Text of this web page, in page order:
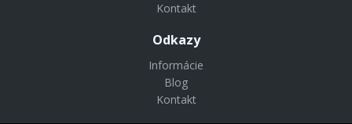
Kontakt
Odkazy
Informácie
Blog
Kontakt